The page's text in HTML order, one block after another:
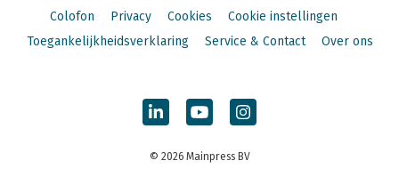
Colofon
Privacy Cookies
Cookie instellingen
Toegankelijkheidsverklaring
Service & Contact Over ons
© 2026 Mainpress BV